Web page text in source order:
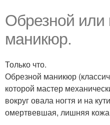
Обрезной или
маникюр.
Только что.
Обрезной маникюр
которой мастер
вокруг овала ногтя и на
омертвевшая, лишняя